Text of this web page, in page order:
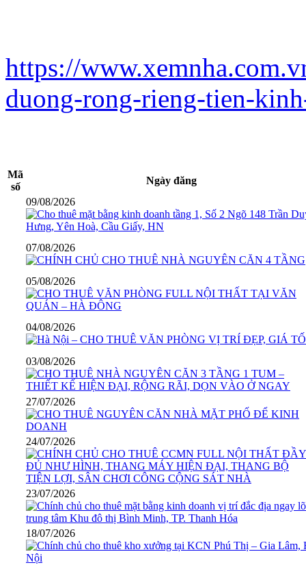
https://
duong-rong-rieng-tien-
Mã
số
Ngày đăng
09/08/2026
07/08/2026
05/08/2026
04/08/2026
03/08/2026
27/07/2026
24/07/2026
23/07/2026
18/07/2026